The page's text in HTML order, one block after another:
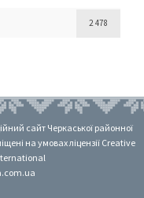
2 478
сайт Черкаської районної
на умовах ліцензії Creative